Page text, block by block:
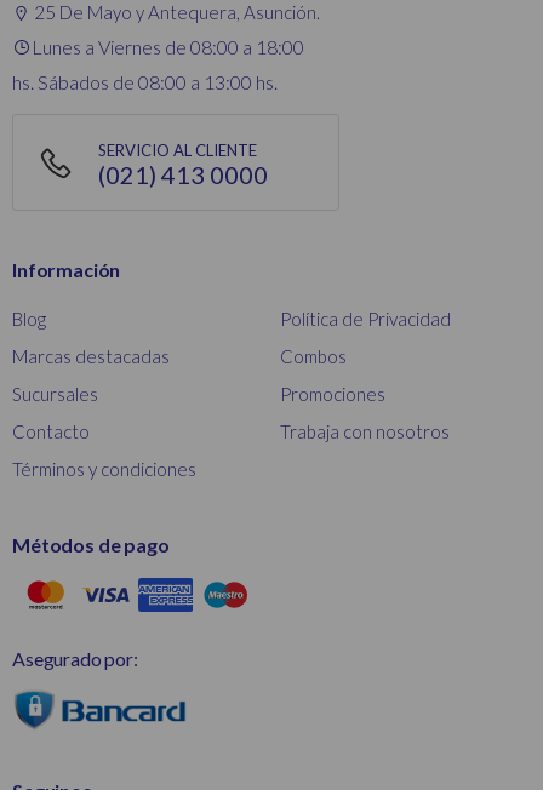
25 De Mayo y Antequera, Asunción.
Lunes a Viernes de 08:00 a 18:00
hs. Sábados de 08:00 a 13:00 hs.
SERVICIO AL CLIENTE
(021) 413 0000
Información
Blog
Marcas destacadas
Sucursales
Contacto
Términos y condiciones
Política de Privacidad
Combos
Promociones
Trabaja con nosotros
Métodos de pago
Asegurado por: